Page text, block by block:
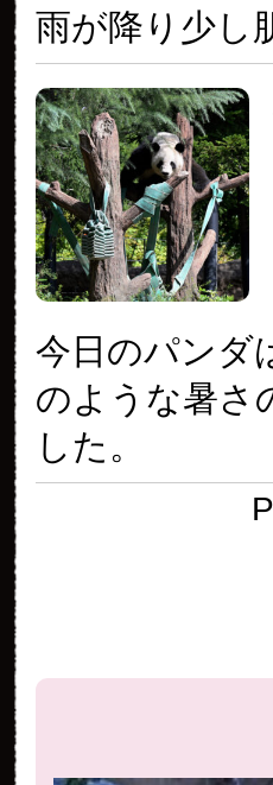
雨が降り少し
今日のパンダ
のような暑さ
した。